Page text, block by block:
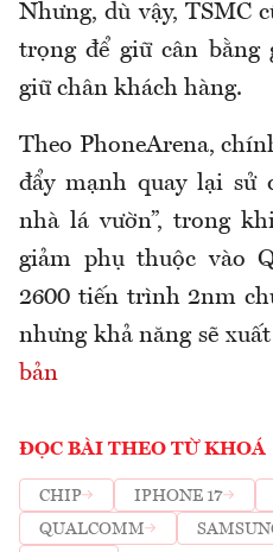
Nhưng, dù vậy, TSMC
trọng để giữ cân bằng
giữ chân khách hàng.
Theo PhoneArena,
đẩy mạnh quay lại sử
nhà lá vườn”, trong
giảm phụ thuộc vào
2600 tiến trình 2nm
nhưng khả năng sẽ
bản
ĐỌC BÀI THEO TỪ KHOÁ
CHIP IPHONE 17
QUALCOMM